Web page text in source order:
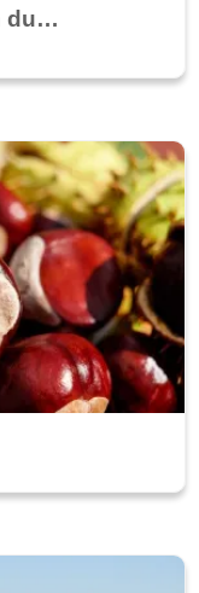
Pfälzer Waldpfad - wandern durch den Pfälzerwald